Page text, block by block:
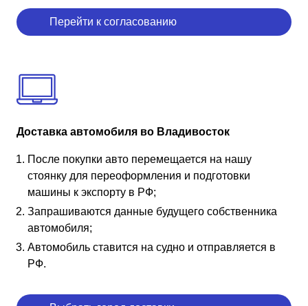
Перейти к согласованию
Доставка автомобиля во Владивосток
После покупки авто перемещается на нашу
стоянку для переоформления и подготовки
машины к экспорту в РФ;
Запрашиваются данные будущего собственника
автомобиля;
Автомобиль ставится на судно и отправляется в
РФ.